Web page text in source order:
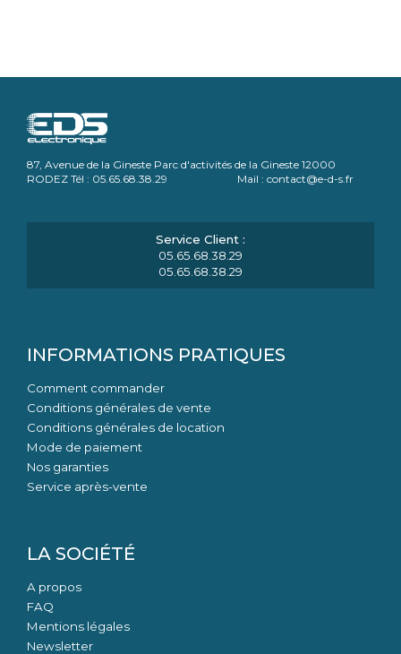
87, Avenue de la Gineste Parc d'activités de la Gineste 12000
RODEZ Tél : 05.65.68.38.29 Mail : contact@e-d-s.fr
05.65.68.38.29
05.65.68.38.29
INFORMATIONS PRATIQUES
Comment commander
Conditions générales de vente
Conditions générales de location
Mode de paiement
Nos garanties
Service après-vente
LA SOCIÉTÉ
A propos
FAQ
Mentions légales
Newsletter